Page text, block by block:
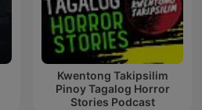
Kwentong Takipsilim
Pinoy Tagalog Horror
Stories Podcast